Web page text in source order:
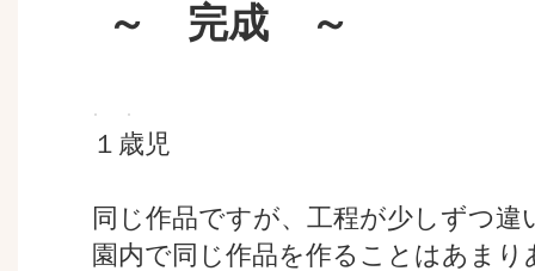
～ 完成 ～
１歳児 ２
同じ作品ですが、工程が少しずつ違
園内で同じ作品を作ることはあまり